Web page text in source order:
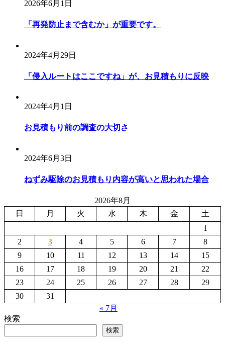
2026年6月1日
「再発防止まで含むか」が重要です。
2024年4月29日
「侵入ルートはここですね」が、お見積もりに反映
2024年4月1日
お見積もり前の調査の大切さ
2024年6月3日
ねずみ駆除のお見積もり内容が高いと思われた場合
2026年8月
日
月 火 水 木 金
土
1
2
3 4 5 6 7
8
9
10 11 12 13 14
15
16
17 18 19 20 21
22
23
24 25 26 27 28
29
30
31
« 7月
検索
検索